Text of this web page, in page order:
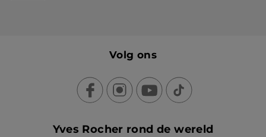
Volg ons
Yves Rocher rond de wereld